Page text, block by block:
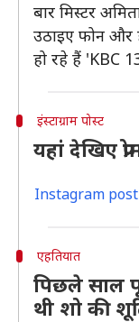
बार मिस्टर
उठाइए फोन और
हो रहे हैं 'KBC
इंस्टाग्राम पोस्ट
यहां देखिए
Instagram post
एहतियात
पिछले साल
थी शो की